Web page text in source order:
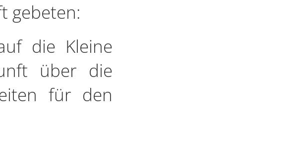
gebeten:
die Kleine
über die
für den